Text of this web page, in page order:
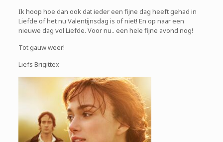
Ik hoop hoe dan ook dat ieder een fijne dag heeft gehad in
Liefde of het nu Valentijnsdag is of niet! En op naar een
nieuwe dag vol Liefde. Voor nu.. een hele fijne avond nog!
Tot gauw weer!
Liefs Brigittex